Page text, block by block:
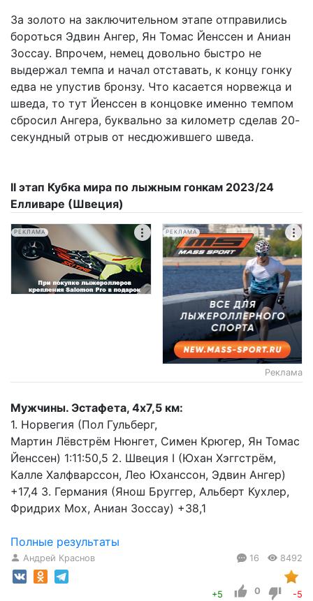
За золото на заключительном этапе отправились
бороться Эдвин Ангер, Ян Томас Йенссен и Аниан
Зоссау. Впрочем, немец довольно быстро не
выдержал темпа и начал отставать, к концу гонку
едва не упустив бронзу. Что касается норвежца и
шведа, то тут Йенссен в концовке именно темпом
сбросил Ангера, буквально за километр сделав 20-
секундный отрыв от несдюжившего шведа.
II этап Кубка мира по лыжным гонкам 2023/24
Елливаре (Швеция)
РЕКЛАМА РЕКЛАМА
Реклама
Мужчины. Эстафета, 4х7,5 км:
1. Норвегия (Пол Гульберг,
Мартин Лёвстрём Нюнгет, Симен Крюгер, Ян Томас
Йенссен) 1:11:50,5 2. Швеция I (Юхан Хэггстрём,
Калле Халфварссон, Лео Юханссон, Эдвин Ангер)
+17,4 3. Германия (Янош Бруггер, Альберт Кухлер,
Фридрих Мох, Аниан Зоссау) +38,1
Полные результаты
Андрей Краснов 16 8492
+5 0 -5